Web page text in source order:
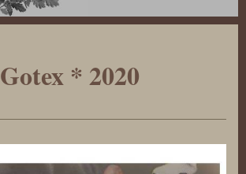
Gotex * 2020